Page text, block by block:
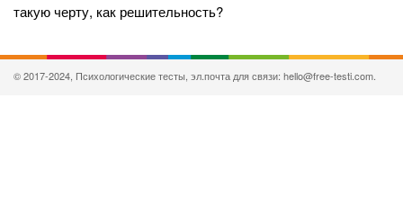
такую черту, как решительность?
© 2017-2024, Психологические тесты, эл.почта для связи: hello@free-testi.com.